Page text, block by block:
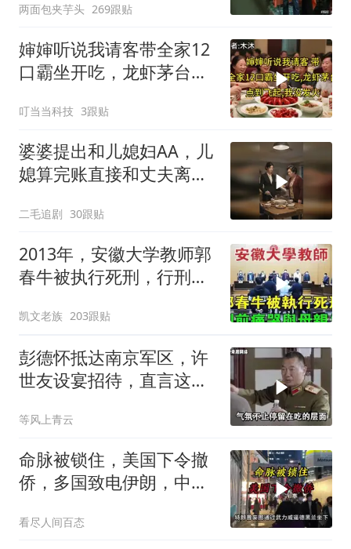
两面包夹芋头 269跟贴
婶婶听说我请客带全家12
口霸坐开吃，龙虾茅台点
叮当当科技 3跟贴
婆婆提出和儿媳妇AA，儿
媳算完账直接和丈夫离
二毛追剧 30跟贴
2013年，安徽大学教师郭
春牛被执行死刑，行刑前
凯文老族 203跟贴
彭德怀抵达南京军区，许
世友设宴招待，直言这是
等风上青云
命脉被锁住，美国下令撤
侨，多国致电伊朗，中国
看尽人间百态